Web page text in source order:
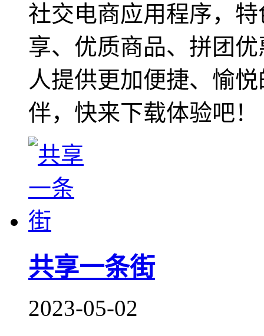
社交电商应用程序，
享、优质商品、拼团
人提供更加便捷、愉
伴，快来下载体验吧！
共享一条街
2023-05-02